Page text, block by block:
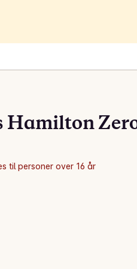
Hamilton
til personer over 16 år